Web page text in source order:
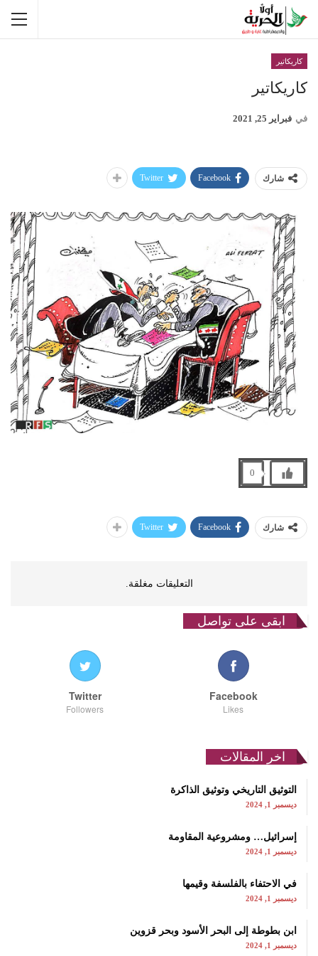
كاريكاتير
كاريكاتير
في فبراير 25, 2021
شارك Facebook
Twitter
0
شارك Facebook
Twitter
التعليقات مغلقة.
ابقى على تواصل
Facebook
Likes
Twitter
Followers
اخر المقالات
التوثيق التاريخي وتوثيق الذاكرة
ديسمبر 1, 2024
إسرائيل… ومشروعية المقاومة
ديسمبر 1, 2024
في الاحتفاء بالفلسفة وقيمها
ديسمبر 1, 2024
ابن بطوطة إلى البحر الأسود وبحر قزوين
ديسمبر 1, 2024